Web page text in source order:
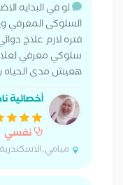
لو في البدايه
السلوكى المعرفي
فتره لازم علاج
سلوكي معرفي
هعيش مدى الحياه
أخصائية
نفسي
ميامي, الاسكندرية